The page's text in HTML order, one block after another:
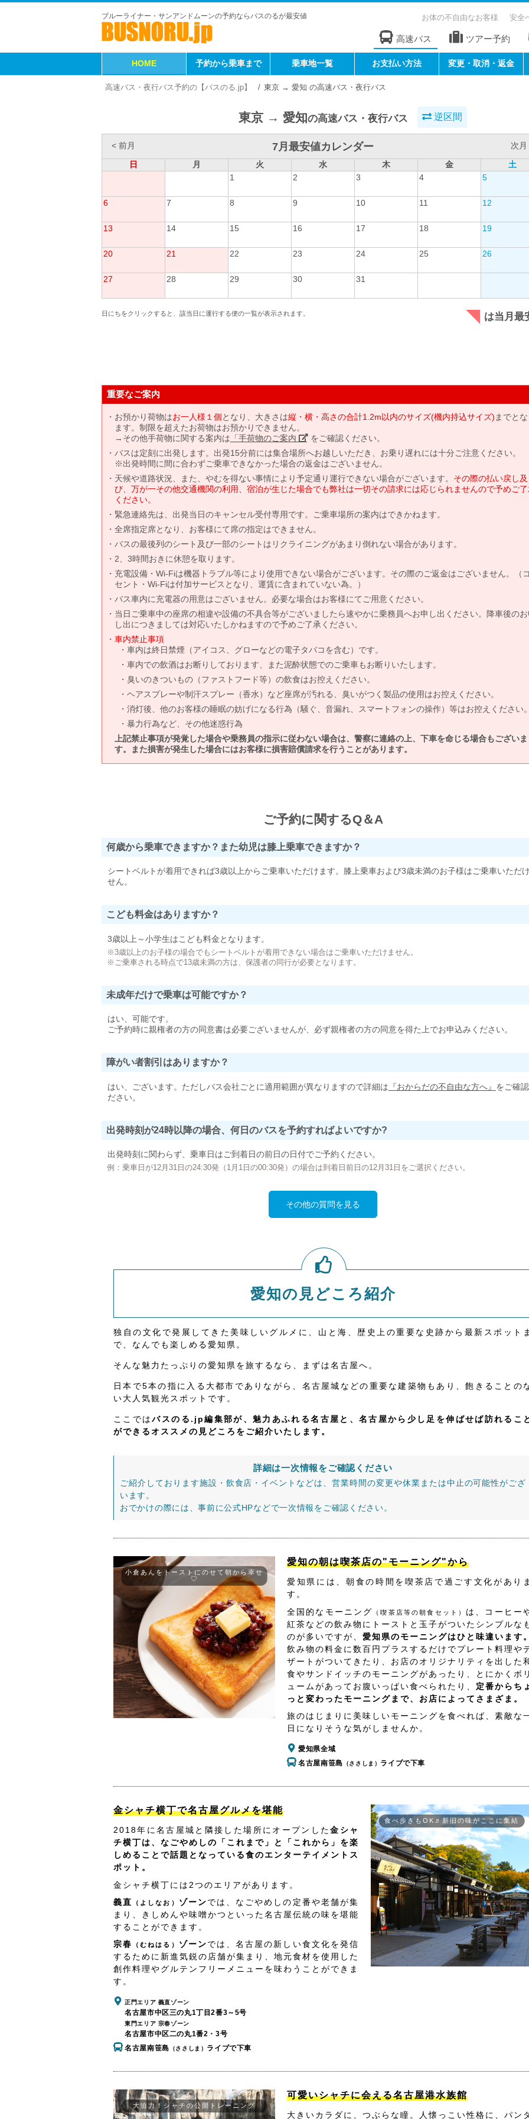
ブルーライナー・サンアンドムーンの予約ならバスのるが最安値 お体の不自由なお客様 安全
高速バス ツアー予約
HOME 予約から乗車まで 乗車地一覧 お支払い方法 変更・取消・返金
高速バス・夜行バス予約の【バスのる.jp】 東京 → 愛知 の高速バス・夜行バス
東京 → 愛知の高速バス・夜行バス 逆区間
< 前月 7月最安値カレンダー
次月
日
月 火 水 木 金
土
1
2 3 4 5
6 7 8 9 10 11 12
13 14 15 16 17 18 19
20 21 22 23 24 25 26
27 28 29 30 31
日にちをクリックすると、該当日に運行する便の一覧が表示されます。 は当月最
重要なご案内
お預かり荷物はお一人様１個となり、大きさは縦・横・高さの合計1.2m以内のサイズ(機内持込サイズ) までと
ます。制限を超えたお荷物はお預かりできません。
→その他手荷物に関する案内は 「手荷物のご案内」 をご確認ください。
バスは定刻に出発します。出発15分前には集合場所へお越しいただき、お乗り遅れには十分ご注意ください。
※出発時間に間に合わずご乗車できなかった場合の返金はございません。
天候や道路状況、また、やむを得ない事情により予定通り運行できない場合がございます。 その際の払い戻し及
び、万が一その他交通機関の利用、宿泊が生じた場合でも弊社は一切その請求には応じられませんので予めご
ください。
緊急連絡先は、出発当日のキャンセル受付専用です。ご乗車場所の案内はできかねます。
全席指定席となり、お客様にて席の指定はできません。
バスの最後列のシート及び一部のシートはリクライニングがあまり倒れない場合があります。
2、3時間おきに休憩を取ります。
充電設備・Wi-Fiは機器トラブル等により使用できない場合がございます。その際のご返金はございません。（
セント・Wi-Fiは付加サービスとなり、運賃に含まれていない為。）
バス車内に充電器の用意はございません。必要な場合はお客様にてご用意ください。
当日ご乗車中の座席の相違や設備の不具合等がございましたら速やかに乗務員へお申し出ください。降車後の
し出につきましては対応いたしかねますので予めご了承ください。
車内禁止事項
車内は終日禁煙（アイコス、グローなどの電子タバコを含む）です。
車内での飲酒はお断りしております、また泥酔状態でのご乗車もお断りいたします。
臭いのきついもの（ファストフード等）の飲食はお控えください。
ヘアスプレーや制汗スプレー（香水）など座席が汚れる、臭いがつく製品の使用はお控えください。
消灯後、他のお客様の睡眠の妨げになる行為（騒ぐ、音漏れ、スマートフォンの操作）等はお控えください
暴力行為など、その他迷惑行為
上記禁止事項が発覚した場合や乗務員の指示に従わない場合は、警察に連絡の上、下車を命じる場合もございま
す。また損害が発生した場合にはお客様に損害賠償請求を行うことがあります。
ご予約に関するQ＆A
何歳から乗車できますか？また幼児は膝上乗車できますか？
シートベルトが着用できれば3歳以上からご乗車いただけます。膝上乗車および3歳未満のお子様はご乗車いただ
せん。
こども料金はありますか？
3歳以上～小学生はこども料金となります。
※3歳以上のお子様の場合でもシートベルトが着用できない場合はご乗車いただけません。
※ご乗車される時点で13歳未満の方は、保護者の同行が必要となります。
未成年だけで乗車は可能ですか？
はい、可能です。
ご予約時に親権者の方の同意書は必要ございませんが、必ず親権者の方の同意を得た上でお申込みください。
障がい者割引はありますか？
はい、ございます。ただしバス会社ごとに適用範囲が異なりますので詳細は 『おからだの不自由な方へ』 をご確
ださい。
出発時刻が24時以降の場合、何日のバスを予約すればよいですか?
出発時刻に関わらず、乗車日はご到着日の前日の日付でご予約ください。
例：乗車日が12月31日の24:30発（1月1日の00:30発）の場合は到着日前日の12月31日をご選択ください。
その他の質問を見る
愛知の見どころ紹介
独自の文化で発展してきた美味しいグルメに、山と海、歴史上の重要な史跡から最新スポット
で、なんでも楽しめる愛知県。
そんな魅力たっぷりの愛知県を旅するなら、まずは名古屋へ。
日本で5本の指に入る大都市でありながら、名古屋城などの重要な建築物もあり、飽きることの
い大人気観光スポットです。
ここではバスのる.jp編集部が、魅力あふれる名古屋と、名古屋から少し足を伸ばせば訪れるこ
ができるオススメの見どころをご紹介いたします。
詳細は一次情報をご確認ください
ご紹介しております施設・飲食店・イベントなどは、営業時間の変更や休業または中止の可能性がござ
います。
おでかけの際には、事前に公式HPなどで一次情報をご確認ください。
小倉あんをトーストにのせて朝から幸せ
♡
愛知の朝は喫茶店の"モーニング"から
愛知県には、朝食の時間を喫茶店で過ごす文化があり
す。
全国的なモーニング
（喫茶店等の朝食セット） は、コーヒー
紅茶などの飲み物にトーストと玉子がついたシンプルな
のが多いですが、 愛知県のモーニングはひと味違います
飲み物の料金に数百円プラスするだけでプレート料理や
ザートがついてきたり、お店のオリジナリティを出した
食やサンドイッチのモーニングがあったり、とにかくボ
ュームがあってお腹いっぱい食べられたり、 定番からち
っと変わったモーニングまで、お店によってさまざま。
旅のはじまりに美味しいモーニングを食べれば、素敵な
日になりそうな気がしませんか。
愛知県全域
名古屋南笹島 （ささしま） ライブで下車
金シャチ横丁で名古屋グルメを堪能
2018年に名古屋城と隣接した場所にオープンした金シャ
チ横丁は、なごやめしの「これまで」と「これから」を楽
しめることで話題となっている食のエンターテイメントス
ポット。
金シャチ横丁には2つのエリアがあります。
義直
（よしなお） ゾーンでは、なごやめしの定番や老舗が集
まり、きしめんや味噌かつといった名古屋伝統の味を堪能
することができます。
宗春
（むねはる） ゾーンでは、名古屋の新しい食文化を発信
するために新進気鋭の店舗が集まり、地元食材を使用した
創作料理やグルテンフリーメニューを味わうことができま
す。
正門エリア 義直ゾーン
名古屋市中区三の丸1丁目2番3～5号
東門エリア 宗春ゾーン
名古屋市中区二の丸1番2・3号
名古屋南笹島 （ささしま） ライブで下車
食べ歩きもOK♬新旧の味がここに集結
大迫力！シャチの公開トレーニング
可愛いシャチに会える名古屋港水族館
大きいカラダに、つぶらな瞳。人懐っこい性格に、パン